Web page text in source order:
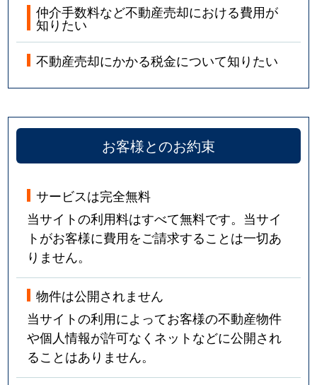
仲介手数料など不動産売却における費用が
知りたい
不動産売却にかかる税金について知りたい
お客様とのお約束
サービスは完全無料
当サイトの利用料はすべて無料です。当サイ
トがお客様に費用をご請求することは一切あ
りません。
物件は公開されません
当サイトの利用によってお客様の不動産物件
や個人情報が許可なくネットなどに公開され
ることはありません。